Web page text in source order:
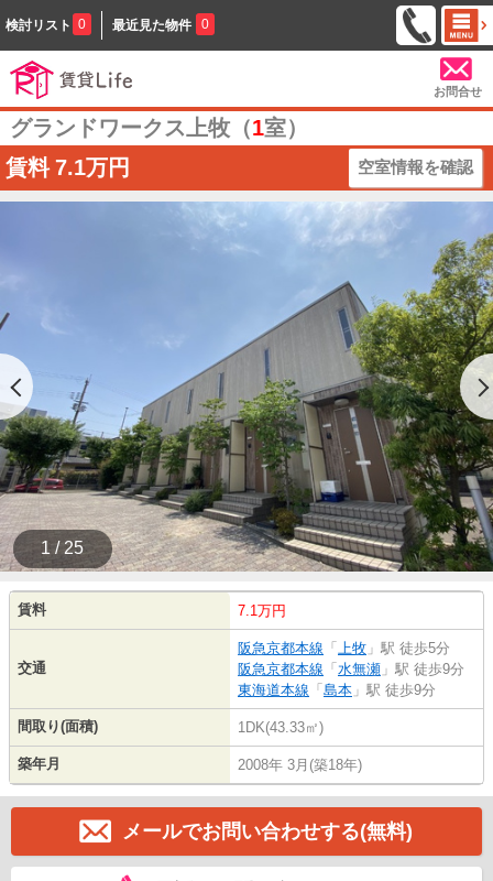
検討リスト 0 最近見た物件 0
お問合せ
グランドワークス上牧（1室）
賃料 7.1万円 空室情報を確認
1 / 25
賃料 7.1万円
交通
阪急京都本線 「 上牧 」駅 徒歩5分
阪急京都本線 「 水無瀬 」駅 徒歩9分
東海道本線 「 島本 」駅 徒歩9分
間取り(面積) 1DK(43.33㎡)
築年月 2008年 3月(築18年)
メールでお問い合わせする(無料)